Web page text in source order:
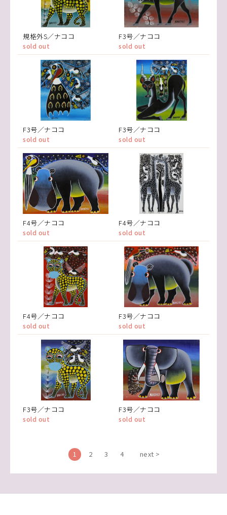
規格外S／ナココ
sold out
F3号／ナココ
sold out
F3号／ナココ
sold out
F3号／ナココ
sold out
F4号／ナココ
sold out
F4号／ナココ
sold out
F4号／ナココ
sold out
F3号／ナココ
sold out
F3号／ナココ
sold out
F3号／ナココ
sold out
1 2 3 4 next >